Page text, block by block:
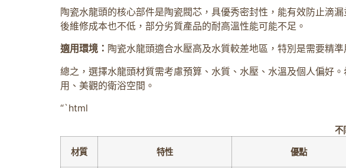
陶瓷水龍頭的核心部件是陶瓷閥芯，具優秀密封性，能有效防止滴
後維修成本也不低，部分劣質產品的耐高溫性能可能不足。
適用環境： 陶瓷水龍頭適合水壓高及水質較差地區，特別是需要精
總之，選擇水龍頭材質需考慮預算、水質、水壓、水溫及個人偏好
用、美觀的衛浴空間。
“`html
不
材質 特性 優點